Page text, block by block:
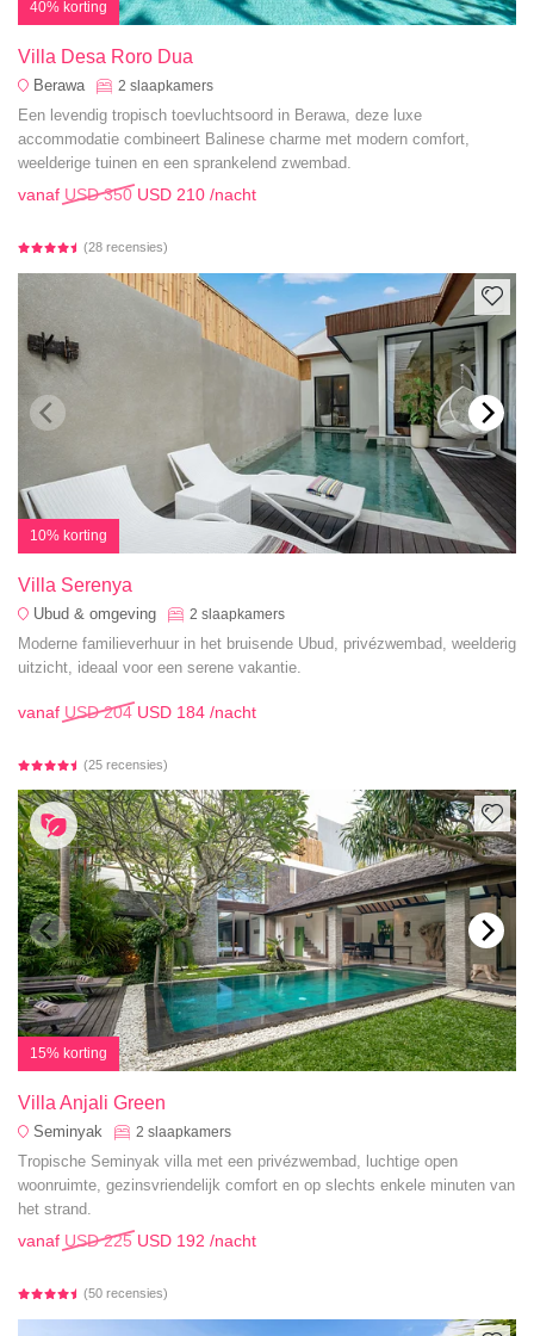
40% korting
Villa Desa Roro Dua
Berawa 2 slaapkamers
Een levendig tropisch toevluchtsoord in Berawa, deze luxe
accommodatie combineert Balinese charme met modern comfort,
weelderige tuinen en een sprankelend zwembad.
vanaf USD 350 USD 210 /nacht
(28 recensies)
10% korting
Villa Serenya
Ubud & omgeving 2 slaapkamers
Moderne familieverhuur in het bruisende Ubud, privézwembad, weelderig
uitzicht, ideaal voor een serene vakantie.
vanaf USD 204 USD 184 /nacht
(25 recensies)
15% korting
Villa Anjali Green
Seminyak 2 slaapkamers
Tropische Seminyak villa met een privézwembad, luchtige open
woonruimte, gezinsvriendelijk comfort en op slechts enkele minuten van
het strand.
vanaf USD 225 USD 192 /nacht
(50 recensies)